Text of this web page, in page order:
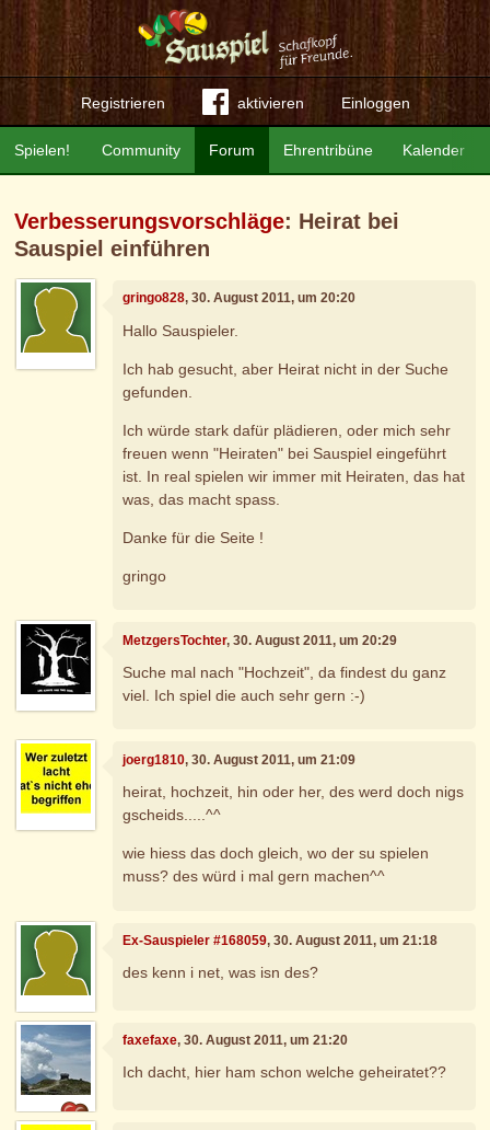
Registrieren aktivieren Einloggen
Community Forum Ehrentribüne Kalender
Spielen!
Verbesserungsvorschläge: Heirat bei
Sauspiel einführen
gringo828, 30. August 2011, um 20:20
Hallo Sauspieler.
Ich hab gesucht, aber Heirat nicht in der Suche
gefunden.
Ich würde stark dafür plädieren, oder mich sehr
freuen wenn "Heiraten" bei Sauspiel eingeführt
ist. In real spielen wir immer mit Heiraten, das hat
was, das macht spass.
Danke für die Seite !
gringo
MetzgersTochter, 30. August 2011, um 20:29
Suche mal nach "Hochzeit", da findest du ganz
viel. Ich spiel die auch sehr gern :-)
joerg1810, 30. August 2011, um 21:09
heirat, hochzeit, hin oder her, des werd doch nigs
gscheids.....^^
wie hiess das doch gleich, wo der su spielen
muss? des würd i mal gern machen^^
Ex-Sauspieler #168059, 30. August 2011, um 21:18
des kenn i net, was isn des?
faxefaxe, 30. August 2011, um 21:20
Ich dacht, hier ham schon welche geheiratet??